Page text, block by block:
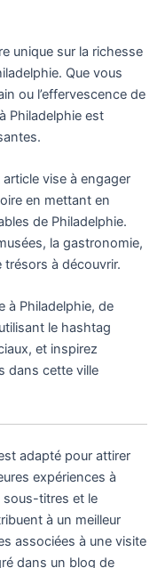
unique sur la richesse
Que vous
ou l’effervescence de
Philadelphie est
vise à engager
en mettant en
de Philadelphie.
la gastronomie,
trésors à découvrir.
à Philadelphie, de
le hashtag
et inspirez
dans cette ville
adapté pour attirer
expériences à
sous-titres et le
à un meilleur
associées à une visite
dans un blog de